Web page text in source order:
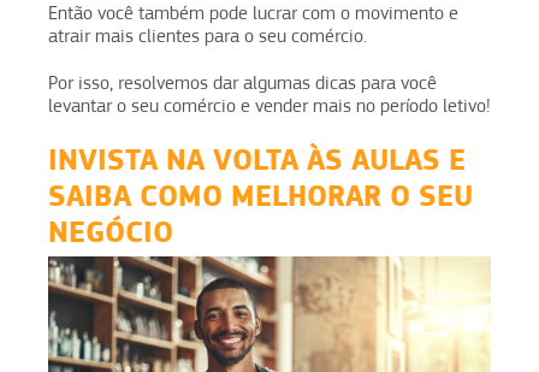
Então você também pode lucrar com o movimento e
atrair mais clientes para o seu comércio.
Por isso, resolvemos dar algumas dicas para você
levantar o seu comércio e vender mais no período letivo!
INVISTA NA VOLTA ÀS AULAS E
SAIBA COMO MELHORAR O SEU
NEGÓCIO